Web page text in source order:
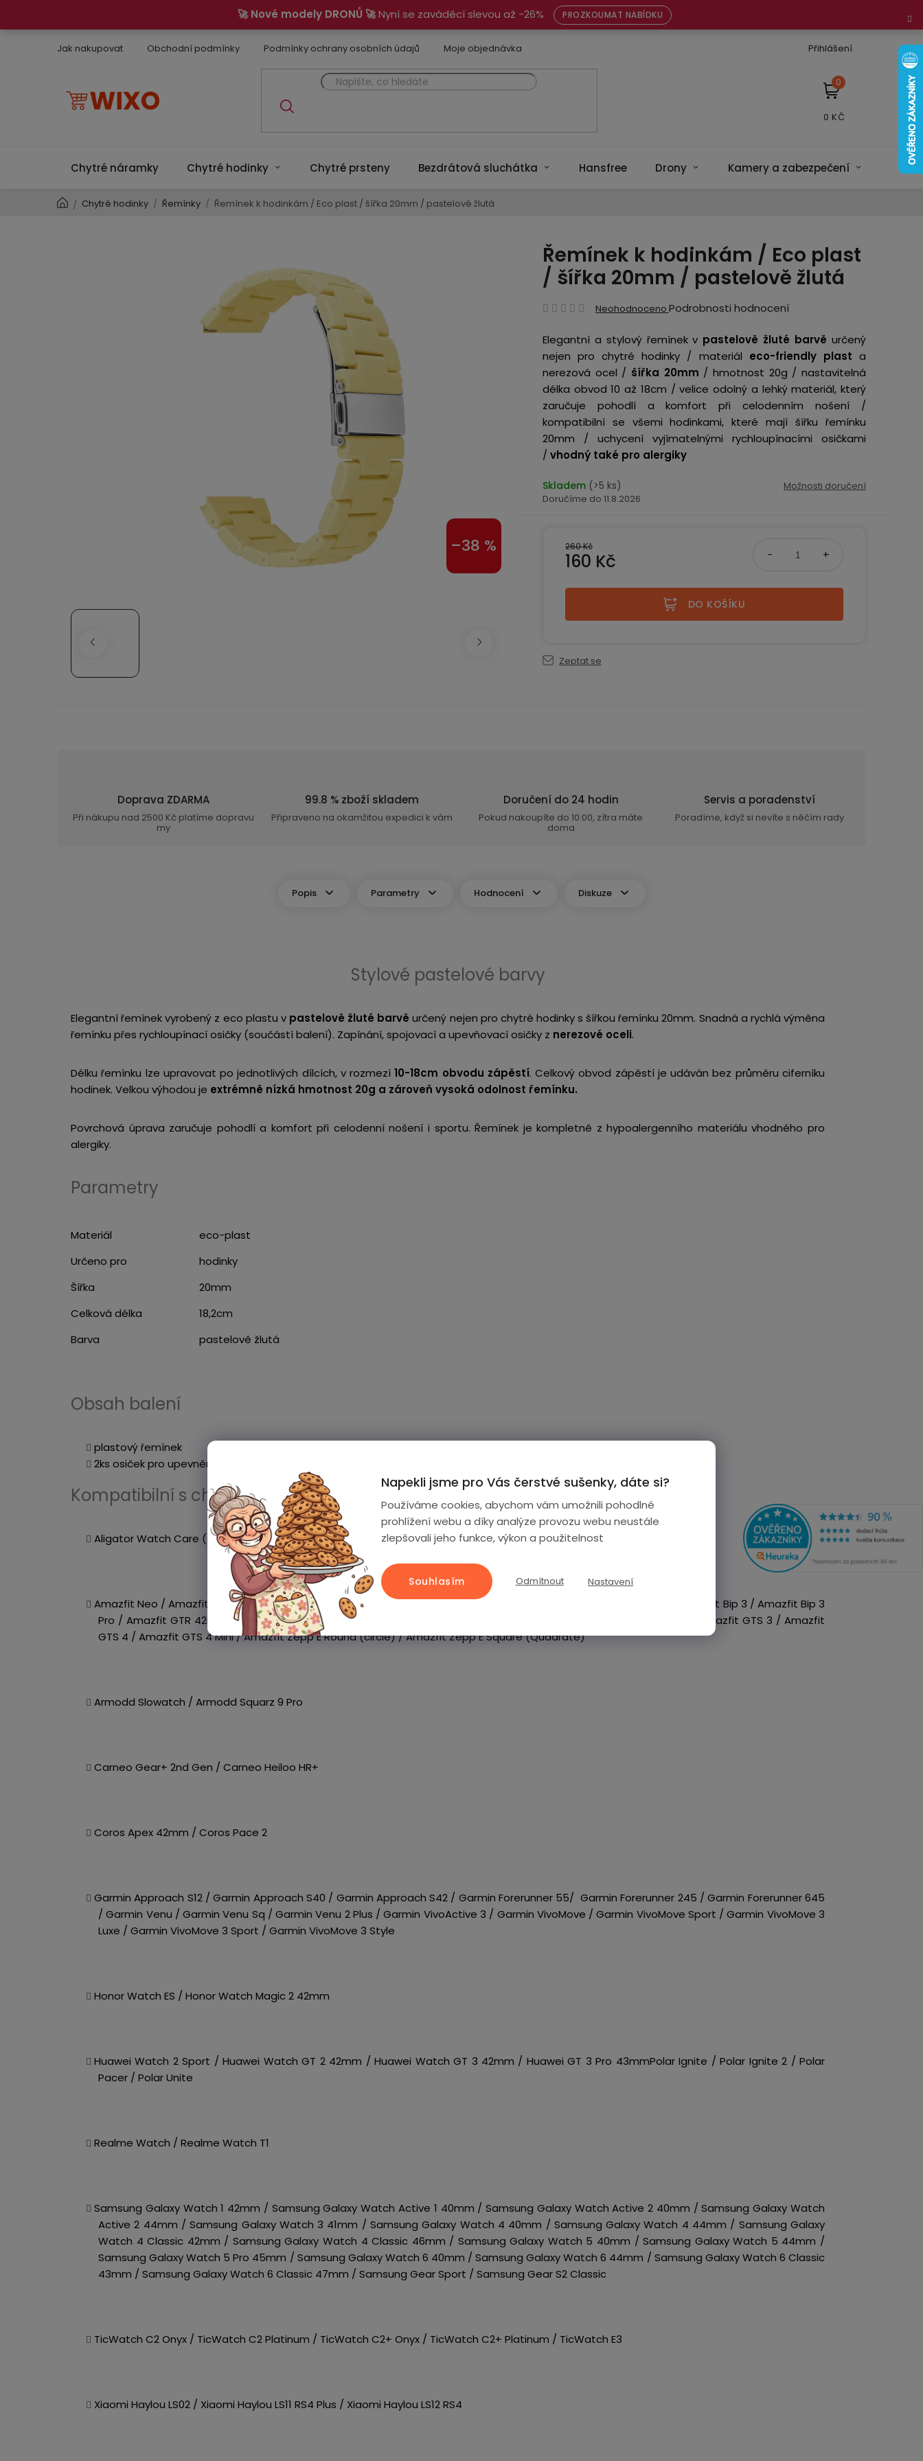
Napekli jsme pro Vás čerstvé sušenky, dáte si?
Používáme cookies, abychom vám umožnili pohodlné
prohlížení webu a díky analýze provozu webu neustále
zlepšovali jeho funkce, výkon a použitelnost
Nastavení
Odmítnout
Souhlasím
🚀 Nové modely DRONŮ 🚀Nyní se zaváděcí slevou až -26% PROZKOUMAT NABÍDKU
Jak nakupovat Obchodní podmínky Podmínky ochrany osobních údajů Moje objednávka Přihlášení
NÁKUPNÍ
KOŠÍK
Chytré náramky Chytré hodinky Chytré prsteny Bezdrátová sluchátka Hansfree Drony Kamery a zabezpečení
Domů
/ Chytré hodinky / Řemínky / Řemínek k hodinkám / Eco plast / šířka 20mm / pastelově žlutá
Řemínek k hodinkám / Eco plast
/ šířka 20mm / pastelově žlutá
Průměrné
produktu
je
0,0
z
hvězdiček.
Neohodnoceno Podrobnosti hodnocení
Elegantní a stylový řemínek v pastelově žluté barvěurčený
nejen pro chytré hodinky / materiál eco-friendly plast a
nerezová ocel / šířka 20mm / hmotnost 20g / nastavitelná
délka obvod 10 až 18cm / velice odolný a lehký materiál, který
zaručuje pohodlí a komfort při celodenním nošení /
kompatibilní se všemi hodinkami, které mají šířku řemínku
20mm / uchycení vyjímatelnými rychloupínacími osičkami
/ vhodný také pro alergiky
Skladem (>5 ks)
11.8.2026
Možnosti doručení
260 Kč
160 Kč
DO KOŠÍKU
Zeptat se
–38 %
Doprava ZDARMA
Při nákupu nad 2500 Kč platíme dopravu
my
99.8 % zboží skladem
Připraveno na okamžitou expedici k vám
Doručení do 24 hodin
Pokud nakoupíte do 10:00, zítra máte
doma
Servis a poradenství
Poradíme, když si nevíte s něčím rady
Popis Parametry Hodnocení Diskuze
Stylové pastelové barvy
Elegantní řemínek vyrobený z eco plastu v pastelově žluté barvě určený nejen pro chytré hodinky s šířkou řemínku 20mm. Snadná a rychlá výměna
řemínku přes rychloupínací osičky (součástí balení). Zapínání, spojovací a upevňovací osičky z nerezové oceli.
Délku řemínku lze upravovat po jednotlivých dílcích, v rozmezí10-18cm obvodu zápěstí. Celkový obvod zápěstí je udáván bez průměru ciferníku
hodinek. Velkou výhodou je extrémně nízká hmotnost 20g a zároveň vysoká odolnost řemínku.
Povrchová úprava zaručuje pohodlí a komfort při celodenní nošení i sportu. Řemínek je kompletně z hypoalergenního materiálu vhodného pro
alergiky.
Parametry
Materiál
eco-plast
Určeno pro
hodinky
Šířka
20mm
Celková délka
18,2cm
Barva
pastelově žlutá
Obsah balení
plastový řemínek
2ks osiček pro upevnění
Kompatibilní s chytrými hodinkami:
Aligator Watch Care (TD-20) / Aligator Watch Life (Y65)
Amazfit Neo / Amazfit Bip / Amazfit Bip Lite / Amazfit Bip S / Amazfit Bip S Lite / Amazfit Bip U / Amazfit Bip U Pro / Amazfit Bip 3 / Amazfit Bip 3
Pro / Amazfit GTR 42mm / Amazfit GTR Mini / Amazfit GTS / Amazfit GTS 2 / Amazfit GTS 2e / Amazfit GTS 2 Mini / Amazfit GTS 3 / Amazfit
GTS 4 / Amazfit GTS 4 Mini / Amazfit Zepp E Round (circle) / Amazfit Zepp E Square (Quadrate)
Armodd Slowatch / Armodd Squarz 9 Pro
Carneo Gear+ 2nd Gen / Carneo Heiloo HR+
Coros Apex 42mm / Coros Pace 2
Garmin Approach S12 / Garmin Approach S40 / Garmin Approach S42 / Garmin Forerunner 55/ Garmin Forerunner 245 / Garmin Forerunner 645
/ Garmin Venu / Garmin Venu Sq / Garmin Venu 2 Plus / Garmin VivoActive 3 / Garmin VivoMove / Garmin VivoMove Sport / Garmin VivoMove 3
Luxe / Garmin VivoMove 3 Sport / Garmin VivoMove 3 Style
Honor Watch ES / Honor Watch Magic 2 42mm
Huawei Watch 2 Sport / Huawei Watch GT 2 42mm / Huawei Watch GT 3 42mm / Huawei GT 3 Pro 43mmPolar Ignite / Polar Ignite 2 / Polar
Pacer / Polar Unite
Realme Watch / Realme Watch T1
Samsung Galaxy Watch 1 42mm / Samsung Galaxy Watch Active 1 40mm / Samsung Galaxy Watch Active 2 40mm / Samsung Galaxy Watch
Active 2 44mm / Samsung Galaxy Watch 3 41mm / Samsung Galaxy Watch 4 40mm / Samsung Galaxy Watch 4 44mm / Samsung Galaxy
Watch 4 Classic 42mm / Samsung Galaxy Watch 4 Classic 46mm / Samsung Galaxy Watch 5 40mm / Samsung Galaxy Watch 5 44mm /
Samsung Galaxy Watch 5 Pro 45mm / Samsung Galaxy Watch 6 40mm / Samsung Galaxy Watch 6 44mm / Samsung Galaxy Watch 6 Classic
43mm / Samsung Galaxy Watch 6 Classic 47mm / Samsung Gear Sport / Samsung Gear S2 Classic
TicWatch C2 Onyx / TicWatch C2 Platinum / TicWatch C2+ Onyx / TicWatch C2+ Platinum / TicWatch E3
Xiaomi Haylou LS02 / Xiaomi Haylou LS11 RS4 Plus / Xiaomi Haylou LS12 RS4